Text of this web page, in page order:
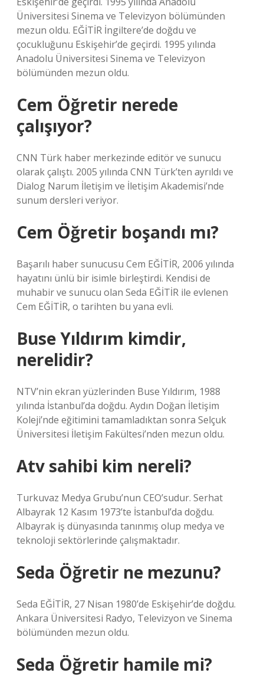
Üniversitesi Sinema ve Televizyon bölümünden
mezun oldu. EĞİTİR İngiltere’de doğdu ve
çocukluğunu Eskişehir’de geçirdi. 1995 yılında
Anadolu Üniversitesi Sinema ve Televizyon
bölümünden mezun oldu.
Cem Öğretir nerede
çalışıyor?
CNN Türk haber merkezinde editör ve sunucu
olarak çalıştı. 2005 yılında CNN Türk’ten ayrıldı ve
Dialog Narum İletişim ve İletişim Akademisi’nde
sunum dersleri veriyor.
Cem Öğretir boşandı mı?
Başarılı haber sunucusu Cem EĞİTİR, 2006 yılında
hayatını ünlü bir isimle birleştirdi. Kendisi de
muhabir ve sunucu olan Seda EĞİTİR ile evlenen
Cem EĞİTİR, o tarihten bu yana evli.
Buse Yıldırım kimdir,
nerelidir?
NTV’nin ekran yüzlerinden Buse Yıldırım, 1988
yılında İstanbul’da doğdu. Aydın Doğan İletişim
Koleji’nde eğitimini tamamladıktan sonra Selçuk
Üniversitesi İletişim Fakültesi’nden mezun oldu.
Atv sahibi kim nereli?
Turkuvaz Medya Grubu’nun CEO’sudur. Serhat
Albayrak 12 Kasım 1973’te İstanbul’da doğdu.
Albayrak iş dünyasında tanınmış olup medya ve
teknoloji sektörlerinde çalışmaktadır.
Seda Öğretir ne mezunu?
Seda EĞİTİR, 27 Nisan 1980’de Eskişehir’de doğdu.
Ankara Üniversitesi Radyo, Televizyon ve Sinema
bölümünden mezun oldu.
Seda Öğretir hamile mi?